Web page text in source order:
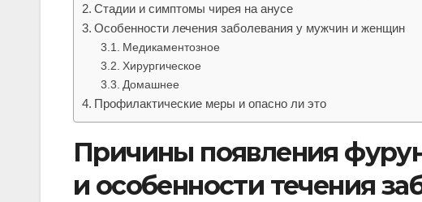
Стадии и симптомы чирея на анусе
Особенности лечения заболевания у мужчин и женщин
Медикаментозное
Хирургическое
Домашнее
Профилактические меры и опасно ли это
Причины появления
и особенности течения